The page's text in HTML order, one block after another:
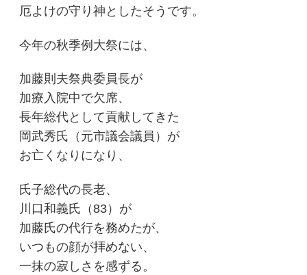
厄よけの守り神としたそうです。
今年の秋季例大祭には、
加藤則夫祭典委員長が
加療入院中で欠席、
長年総代として貢献してきた
岡武秀氏（元市議会議員）が
お亡くなりになり、
氏子総代の長老、
川口和義氏（83）が
加藤氏の代行を務めたが、
いつもの顔が拝めない、
一抹の寂しさを感ずる。